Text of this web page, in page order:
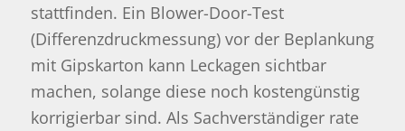
stattfinden. Ein Blower-Door-Test
(Differenzdruckmessung) vorder Beplankung
mit Gipskarton kann Leckagen sichtbar
machen, solange diese noch kostengünstig
korrigierbar sind. Als Sachverständiger rate